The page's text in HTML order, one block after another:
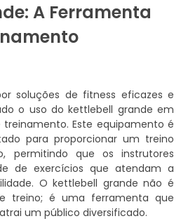
A Ferramenta
soluções de fitness eficazes e
o uso do kettlebell grande em
Este equipamento é
para proporcionar um treino
permitindo que os instrutores
de exercícios que atendam a
O kettlebell grande não é
treino; é uma ferramenta que
um público diversificado.